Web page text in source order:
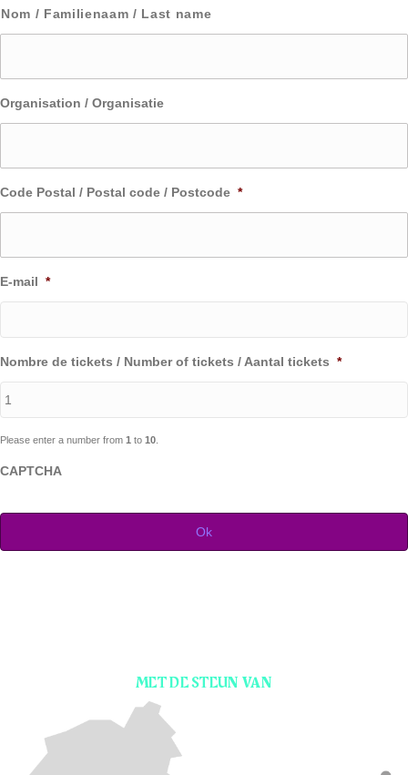
m
m
*
Nom / Familienaam / Last name
Organisation / Organisatie
Code Postal / Postal code / Postcode *
E-mail *
Nombre de tickets / Number of tickets / Aantal tickets *
Please enter a number from 1 to 10
CAPTCHA
MET DE STEUN VAN